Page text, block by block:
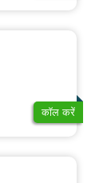
कॉल करें